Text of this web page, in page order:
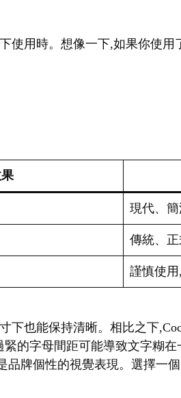
使用時。想像一下,如果你使
現代、
傳統、
謹慎使
下也能保持清晰。相比之下
的字母間距可能導致文字糊
牌個性的視覺表現。選擇一